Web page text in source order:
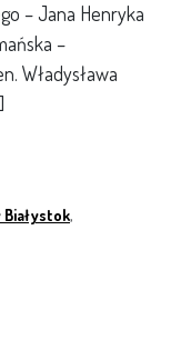
– Jana Henryka
–
Władysława
,